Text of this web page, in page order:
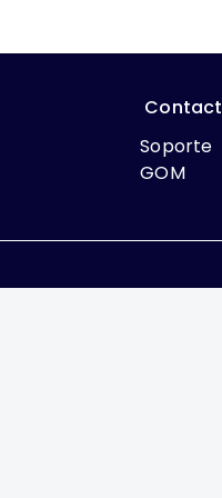
Soporte
GOM